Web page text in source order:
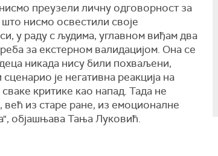
преузели личну одговорност за
нисмо освестили своје
у раду с људима, углавном виђам два
за екстерном валидацијом. Она се
никада нису били похваљени,
је негативна реакција на
критике као напад. Тада не
већ из старе ране, из емоционалне
објашњава Тања Луковић.